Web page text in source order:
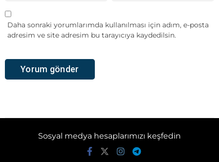
Daha sonraki yorumlarımda kullanılması için adım, e-posta
adresim ve site adresim bu tarayıcıya kaydedilsin.
Sosyal medya hesaplarımızı keşfedin